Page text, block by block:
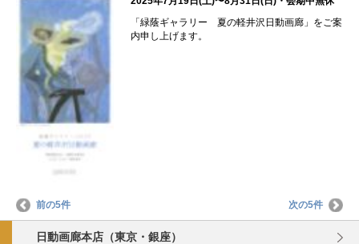
「緑蔭ギャラリー 夏の軽井沢日動画廊」をご案
内申し上げます。
前の5件 次の5件
日動画廊本店（東京・銀座）